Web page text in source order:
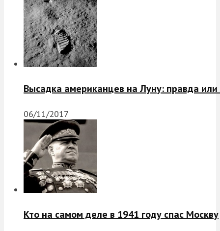
Высадка американцев на Луну: правда
06/11/2017
Кто на самом деле в 1941 году спас Москву